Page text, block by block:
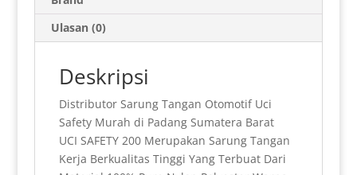
p
p
r
i
e
n
d
l
a
m
o
k
e
s
I
n
Ulasan (0)
Deskripsi
Distributor Sarung Tangan Otomotif Uci
Safety Murah di Padang Sumatera Barat
UCI SAFETY 200 Merupakan Sarung Tangan
Kerja Berkualitas Tinggi Yang Terbuat Dari